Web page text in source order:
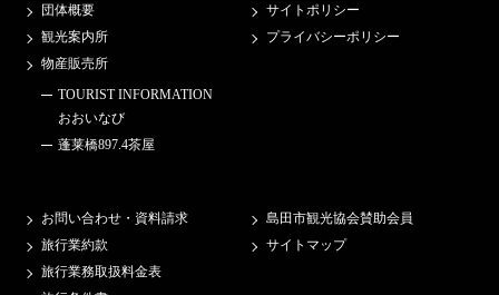
団体概要
観光案内所
物産販売所
TOURIST INFORMATION
おおいなび
蓬莱橋897.4茶屋
サイトポリシー
プライバシーポリシー
お問い合わせ・資料請求
旅行業約款
旅行業務取扱料金表
島田市観光協会賛助会員
サイトマップ